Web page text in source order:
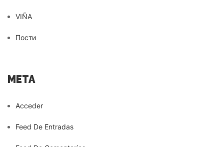
VIÑA
Пости
META
Acceder
Feed De Entradas